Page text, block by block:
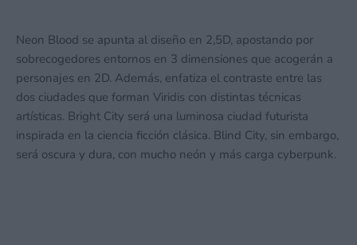
Neon Blood se apunta al diseño en 2,5D, apostando por
sobrecogedores entornos en 3 dimensiones que acogerán a
personajes en 2D. Además, enfatiza el contraste entre las
dos ciudades que forman Viridis con distintas técnicas
artísticas. Bright City será una luminosa ciudad futurista
inspirada en la ciencia ficción clásica. Blind City, sin embargo,
será oscura y dura, con mucho neón y más carga cyberpunk.